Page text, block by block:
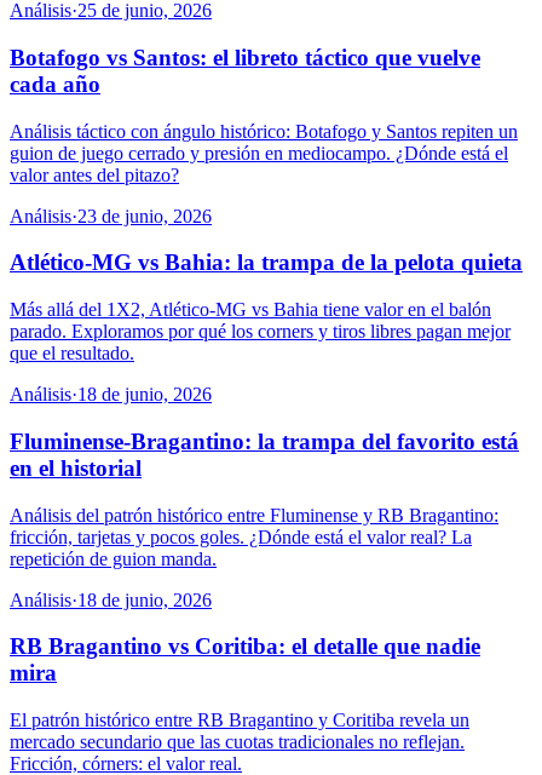
Análisis·25 de junio, 2026
Botafogo vs Santos: el libreto táctico que vuelve
cada año
Análisis táctico con ángulo histórico: Botafogo y Santos repiten un
guion de juego cerrado y presión en mediocampo. ¿Dónde está el
valor antes del pitazo?
Análisis·23 de junio, 2026
Atlético-MG vs Bahia: la trampa de la pelota quieta
Más allá del 1X2, Atlético-MG vs Bahia tiene valor en el balón
parado. Exploramos por qué los corners y tiros libres pagan mejor
que el resultado.
Análisis·18 de junio, 2026
Fluminense-Bragantino: la trampa del favorito está
en el historial
Análisis del patrón histórico entre Fluminense y RB Bragantino:
fricción, tarjetas y pocos goles. ¿Dónde está el valor real? La
repetición de guion manda.
Análisis·18 de junio, 2026
RB Bragantino vs Coritiba: el detalle que nadie
mira
El patrón histórico entre RB Bragantino y Coritiba revela un
mercado secundario que las cuotas tradicionales no reflejan.
Fricción, córners: el valor real.